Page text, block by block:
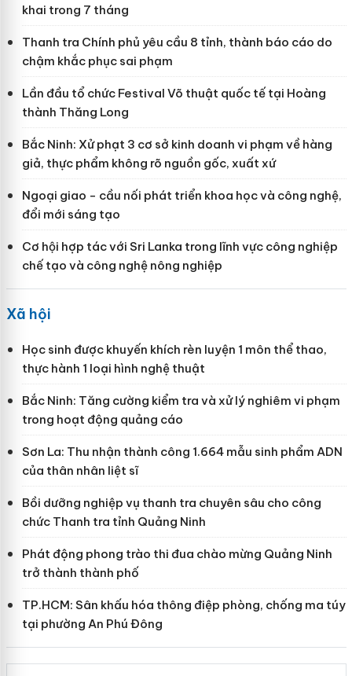
khai trong 7 tháng
Thanh tra Chính phủ yêu cầu 8 tỉnh, thành báo cáo do
chậm khắc phục sai phạm
Lần đầu tổ chức Festival Võ thuật quốc tế tại Hoàng
thành Thăng Long
Bắc Ninh: Xử phạt 3 cơ sở kinh doanh vi phạm về hàng
giả, thực phẩm không rõ nguồn gốc, xuất xứ
Ngoại giao - cầu nối phát triển khoa học và công nghệ,
đổi mới sáng tạo
Cơ hội hợp tác với Sri Lanka trong lĩnh vực công nghiệp
chế tạo và công nghệ nông nghiệp
Xã hội
Học sinh được khuyến khích rèn luyện 1 môn thể thao,
thực hành 1 loại hình nghệ thuật
Bắc Ninh: Tăng cường kiểm tra và xử lý nghiêm vi phạm
trong hoạt động quảng cáo
Sơn La: Thu nhận thành công 1.664 mẫu sinh phẩm ADN
của thân nhân liệt sĩ
Bồi dưỡng nghiệp vụ thanh tra chuyên sâu cho công
chức Thanh tra tỉnh Quảng Ninh
Phát động phong trào thi đua chào mừng Quảng Ninh
trở thành thành phố
TP.HCM: Sân khấu hóa thông điệp phòng, chống ma túy
tại phường An Phú Đông